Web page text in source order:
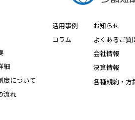
細
度について
流れ
活用事例
コラム
お知らせ
よくあるご質
会社情報
決算情報
各種規約・⽅